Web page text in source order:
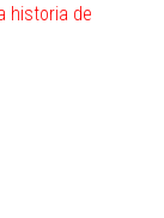
historia de